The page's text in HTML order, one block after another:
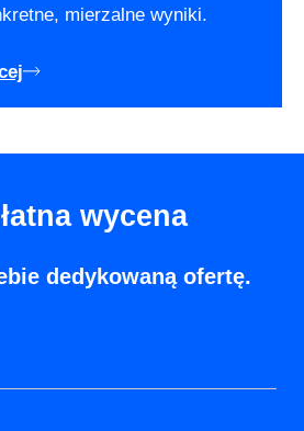
mierzalne wyniki.
wycena
dedykowaną ofertę.